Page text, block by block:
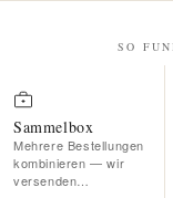
SO
Sammelbox
Mehrere Bestellungen
kombinieren — wir
versenden